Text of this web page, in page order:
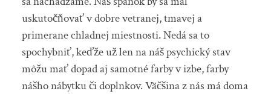
uskutočňovať v dobre vetranej, tmavej a
primerane chladnej miestnosti. Nedá sa to
spochybniť, keďže už len na náš psychický stav
môžu mať dopad aj samotné farby v izbe, farby
nášho nábytku či doplnkov. Väčšina z nás má doma